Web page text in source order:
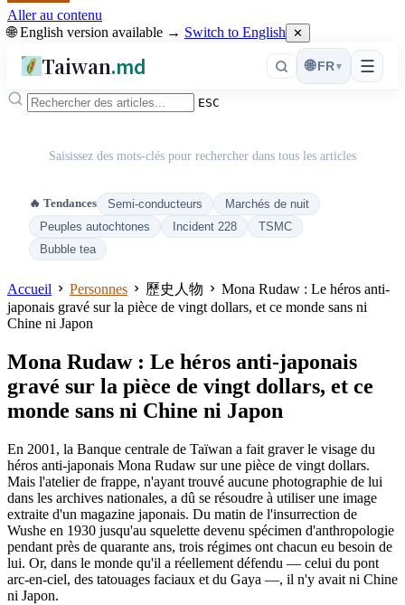
Aller au contenu
🌐 English version available → Switch to English ✕
Taiwan.md ☰
🌐 FR ▾
ESC
Saisissez des mots-clés pour rechercher dans tous les articles
🔥 Tendances Semi-conducteurs
Marchés de nuit
Peuples autochtones
Incident 228
TSMC
Bubble tea
Accueil Personnes 歷史人物
Mona Rudaw : Le héros anti-
japonais gravé sur la pièce de vingt dollars, et ce monde sans ni
Chine ni Japon
Mona Rudaw : Le héros anti-japonais
gravé sur la pièce de vingt dollars, et ce
monde sans ni Chine ni Japon
En 2001, la Banque centrale de Taïwan a fait graver le visage du
héros anti-japonais Mona Rudaw sur une pièce de vingt dollars.
Mais l'atelier de frappe, n'ayant trouvé aucune photographie de lui
dans les archives nationales, a dû se résoudre à utiliser une image
extraite d'un magazine japonais. Du matin de l'insurrection de
Wushe en 1930 jusqu'au squelette devenu spécimen d'anthropologie
pendant près de quarante ans, trois régimes ont chacun eu besoin de
lui. Or, dans le monde qu'il a réellement défendu — celui du pont
arc-en-ciel, des tatouages faciaux et du Gaya —, il n'y avait ni Chine
ni Japon.